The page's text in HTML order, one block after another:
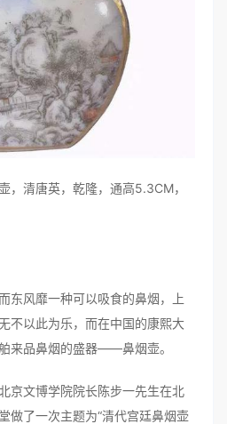
，清唐英，乾隆，通高5.3CM，
风靡一种可以吸食的鼻烟，上
不以此为乐，而在中国的康熙大
来品鼻烟的盛器——鼻烟壶。
文博学院院长陈步一先生在北
做了一次主题为“清代宫廷鼻烟壶